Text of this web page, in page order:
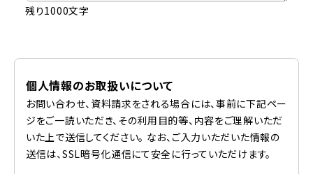
残り1000文字
個人情報のお取扱いについて
お問い合わせ、資料請求をされる場合には、事前に下記ペー
ジをご一読いただき、その利用目的等、内容をご理解いただ
いた上で送信してください。 なお、ご入力いただいた情報の
送信は、SSL暗号化通信にて安全に行っていただけます。